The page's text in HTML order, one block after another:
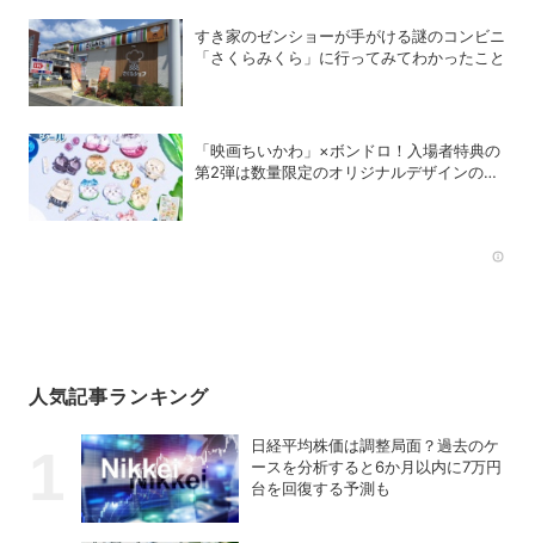
すき家のゼンショーが手がける謎のコンビニ
「さくらみくら」に行ってみてわかったこと
「映画ちいかわ」×ボンドロ！入場者特典の
第2弾は数量限定のオリジナルデザインのボ
人気記事ランキング
日経平均株価は調整局面？過去のケ
ースを分析すると6か月以内に7万円
台を回復する予測も